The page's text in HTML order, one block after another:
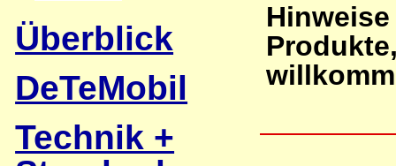
Überblick
DeTeMobil
Technik +